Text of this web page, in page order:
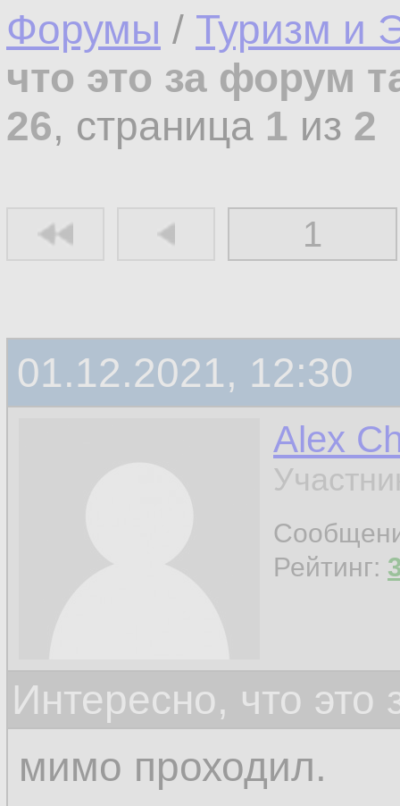
Форумы / Туризм и
что это за форум
26, страница 1 из 2
1
01.12.2021, 12:30
Alex
Рейтинг:
Интересно, что
мимо проходил.